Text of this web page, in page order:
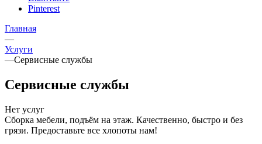
Pinterest
Главная
—
Услуги
—Сервисные службы
Сервисные службы
Нет услуг
Сборка мебели, подъём на этаж. Качественно, быстро и без
грязи. Предоставьте все хлопоты нам!